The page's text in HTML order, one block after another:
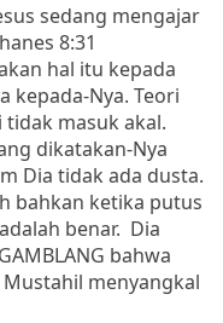
sedang mengajar
8:31
hal itu kepada
kepada-Nya. Teori
tidak masuk akal.
dikatakan-Nya
Dia tidak ada dusta.
bahkan ketika putus
benar. Dia
bahwa
Mustahil menyangkal